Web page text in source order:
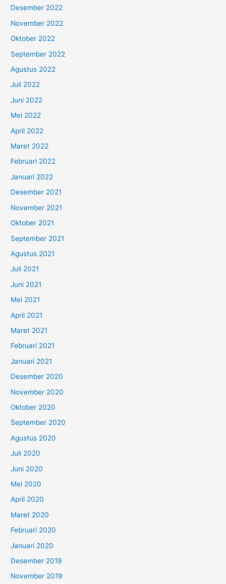
Desember 2022
November 2022
Oktober 2022
September 2022
Agustus 2022
Juli 2022
Juni 2022
Mei 2022
April 2022
Maret 2022
Februari 2022
Januari 2022
Desember 2021
November 2021
Oktober 2021
September 2021
Agustus 2021
Juli 2021
Juni 2021
Mei 2021
April 2021
Maret 2021
Februari 2021
Januari 2021
Desember 2020
November 2020
Oktober 2020
September 2020
Agustus 2020
Juli 2020
Juni 2020
Mei 2020
April 2020
Maret 2020
Februari 2020
Januari 2020
Desember 2019
November 2019